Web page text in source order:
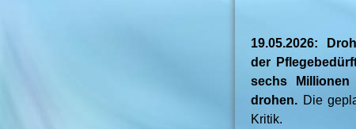
19.05.2026:
der
sechs Millionen
drohen. Die
Kritik.